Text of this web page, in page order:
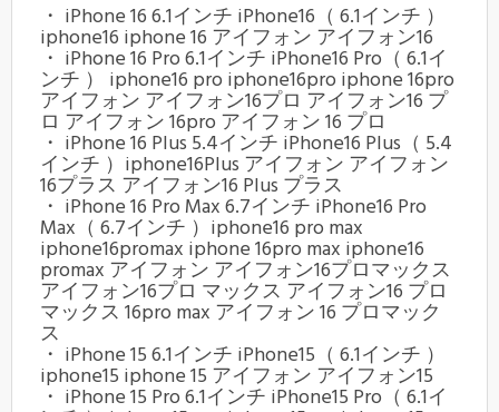
・ iPhone 16 6.1インチ iPhone16（ 6.1インチ ）
iphone16 iphone 16 アイフォン アイフォン16
・ iPhone 16 Pro 6.1インチ iPhone16 Pro（ 6.1イ
ンチ ） iphone16 pro iphone16pro iphone 16pro
アイフォン アイフォン16プロ アイフォン16 プ
ロ アイフォン 16pro アイフォン 16 プロ
・ iPhone 16 Plus 5.4インチ iPhone16 Plus（ 5.4
インチ ）iphone16Plus アイフォン アイフォン
16プラス アイフォン16 Plus プラス
・ iPhone 16 Pro Max 6.7インチ iPhone16 Pro
Max（ 6.7インチ ）iphone16 pro max
iphone16promax iphone 16pro max iphone16
promax アイフォン アイフォン16プロマックス
アイフォン16プロ マックス アイフォン16 プロ
マックス 16pro max アイフォン 16 プロマック
ス
・ iPhone 15 6.1インチ iPhone15（ 6.1インチ ）
iphone15 iphone 15 アイフォン アイフォン15
・ iPhone 15 Pro 6.1インチ iPhone15 Pro（ 6.1イ